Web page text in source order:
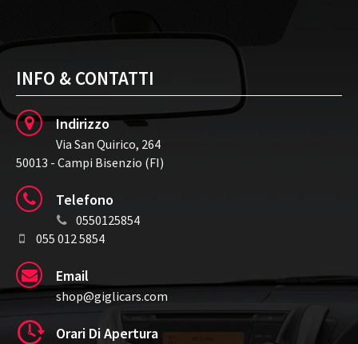
INFO & CONTATTI
Indirizzo
Via San Quirico, 264
50013 - Campi Bisenzio (FI)
Telefono
0550125854
055 012 5854
Email
shop@giglicars.com
Orari Di Apertura